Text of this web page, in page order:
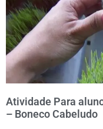
Atividade Para
– Boneco Cabeludo
ESTAMOS